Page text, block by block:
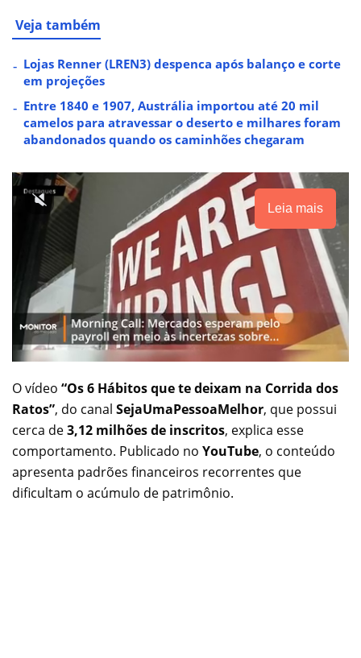
Veja também
Lojas Renner (LREN3) despenca após balanço e corte
em projeções
Entre 1840 e 1907, Austrália importou até 20 mil
camelos para atravessar o deserto e milhares foram
abandonados quando os caminhões chegaram
Leia mais
O vídeo “Os 6 Hábitos que te deixam na Corrida dos
Ratos”, do canal SejaUmaPessoaMelhor, que possui
cerca de3,12 milhões de inscritos, explica esse
comportamento. Publicado no YouTube, o conteúdo
apresenta padrões financeiros recorrentes que
dificultam o acúmulo de patrimônio.